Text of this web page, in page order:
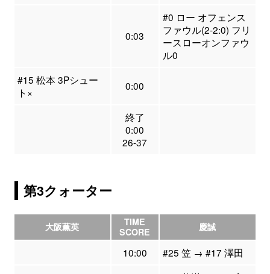
0:03
#0 ロー オフェンス
ファウル(2-2:0) フリ
ースローオンファウ
ル0
#15 松本 3Pシュー
ト×
0:00
終了
0:00
26-37
第3クォーター
大阪薫英
TIME
SCORE
慶誠
10:00
#25 笠 → #17 澤田